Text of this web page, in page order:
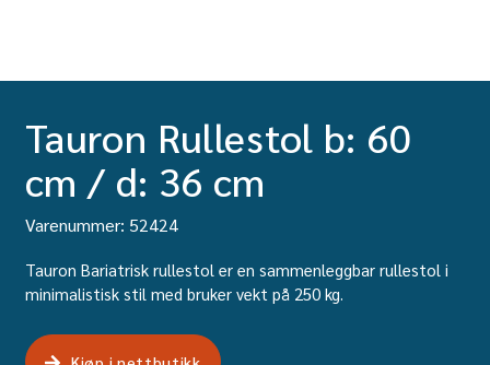
Tauron Rullestol b: 60
cm / d: 36 cm
Varenummer: 52424
Tauron Bariatrisk rullestol er en sammenleggbar rullestol i
minimalistisk stil med bruker vekt på 250 kg.